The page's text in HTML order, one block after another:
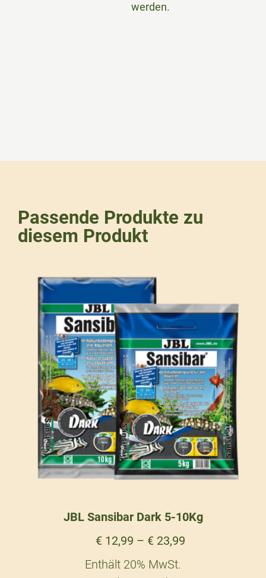
werden.
Passende Produkte zu
diesem Produkt
JBL Sansibar Dark 5-10Kg
€ 12,99 – € 23,99
Enthält 20% MwSt.